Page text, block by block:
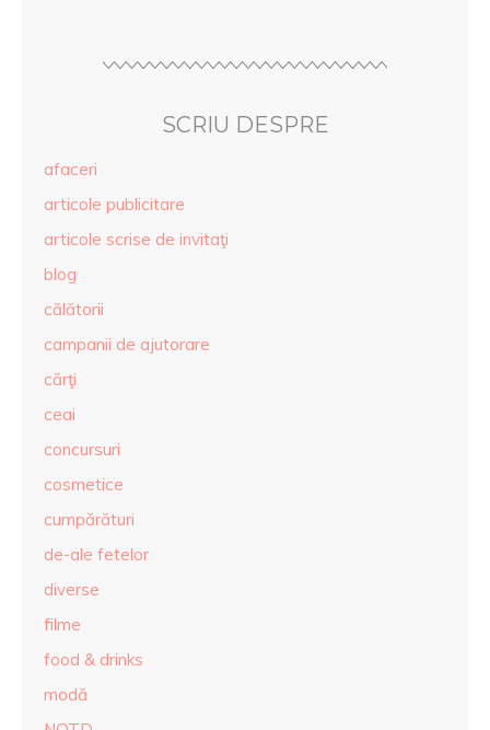
SCRIU DESPRE
afaceri
articole publicitare
articole scrise de invitaţi
blog
călătorii
campanii de ajutorare
cărţi
ceai
concursuri
cosmetice
cumpărături
de-ale fetelor
diverse
filme
food & drinks
modă